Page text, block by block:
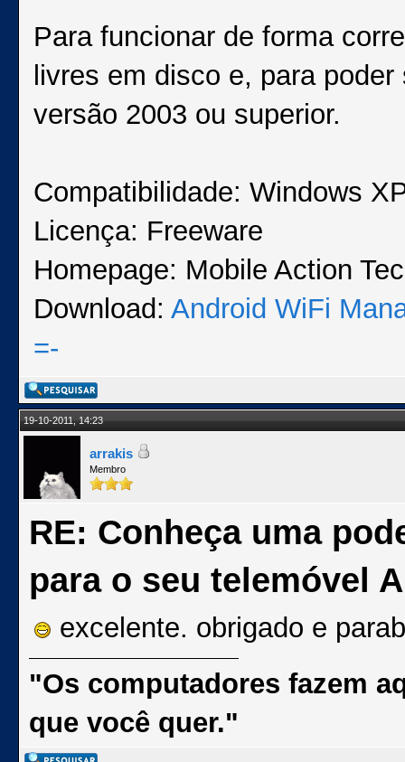
Para funcionar de forma
livres em disco e, para
versão 2003 ou superior.
Compatibilidade: Windows
Licença: Freeware
Homepage: Mobile Action
Download: Android WiFi
=-
19-10-2011, 14:23
arrakis
Membro
RE: Conheça uma
para o seu telemóvel
excelente. obrigado e
"Os computadores fazem
que você quer."